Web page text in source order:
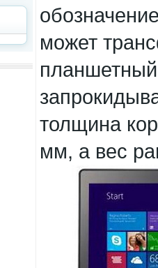
может
толщина
мм, а вес